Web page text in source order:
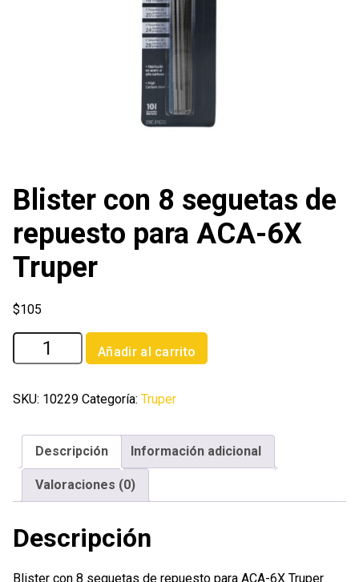
Blister con 8 seguetas de
repuesto para ACA-6X
Truper
$105
Blister
con
seguetas
repuesto
para
ACA-
cantidad
Añadir al carrito
SKU: 10229 Categoría: Truper
Descripción Información adicional
Valoraciones (0)
Descripción
Blister con 8 seguetas de repuesto para ACA-6X Truper